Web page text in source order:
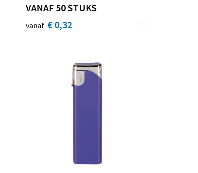
VANAF 50 STUKS
vanaf € 0,32